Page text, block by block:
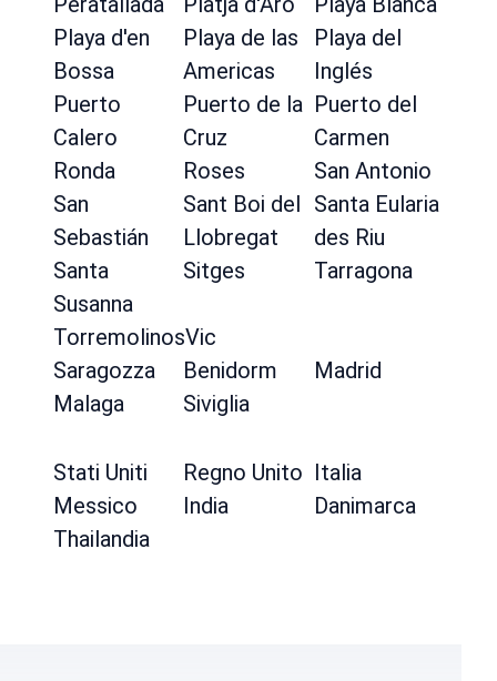
Playa d'en
Bossa
Playa de las
Americas
Playa del
Inglés
Puerto
Calero
Puerto de la
Cruz
Puerto del
Carmen
Ronda
Roses
San Antonio
San
Sebastián
Sant Boi del
Llobregat
Santa Eularia
des Riu
Santa
Susanna
Sitges Tarragona
TorremolinosVic
Saragozza
Benidorm
Madrid
Malaga
Siviglia
Stati Uniti Regno Unito Italia
Messico
India
Danimarca
Thailandia